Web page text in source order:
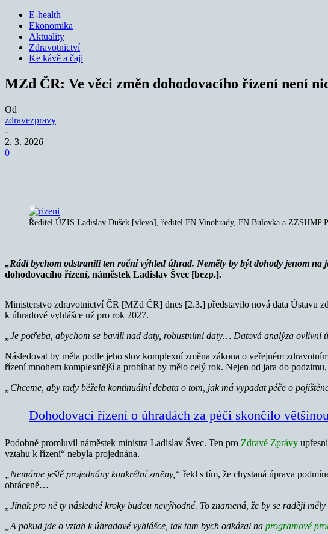
E-health
Ekonomika
Aktuality
Zdravotnictví
Ke kávě a čaji
MZd ČR: Ve věci změn dohodovacího řízení není
Od
zdravezpravy
-
2. 3. 2026
0
Ředitel ÚZIS Ladislav Dušek [vlevo], ředitel FN Vinohrady, FN Bulovka a ZZSHMP
„Rádi bychom odstranili ten roční výhled úhrad. Neměly by být dohody jenom na
dohodovacího řízení, náměstek Ladislav Švec [bezp.].
Ministerstvo zdravotnictví ČR [MZd ČR] dnes [2.3.] představilo nová data Ústavu
k úhradové vyhlášce už pro rok 2027.
Je potřeba, abychom se bavili nad daty, robustními daty… Datová analýza ovlivní
Následovat by měla podle jeho slov komplexní změna zákona o veřejném
řízení mnohem komplexnější a probíhat by mělo celý rok. Nejen od jara do
„Chceme, aby tady běžela kontinuální debata o tom, jak má vypadat péče o
Dohodovací řízení o úhradách za péči skončilo
Podobně promluvil náměstek ministra Ladislav Švec. Ten pro Zdravé Zprávy
vztahu k řízení“ nebyla projednána.
„Nemáme ještě projednány konkrétní změny,“ řekl s tím, že chystaná úprava
obráceně…
„Jinak pro ně ty následné kroky budou nevýhodné. To znamená, že by se raději
„A pokud jde o vztah k úhradové vyhlášce, tak tam bych odkázal na programové